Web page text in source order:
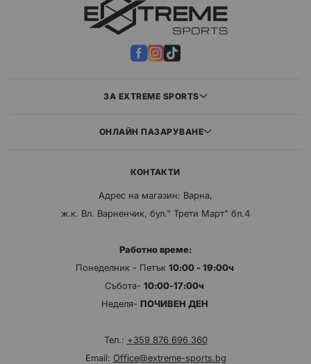
ЗА EXTREME SPORTS
ОНЛАЙН ПАЗАРУВАНЕ
КОНТАКТИ
Адрес на магазин: Варна,
ж.к. Вл. Варненчик, бул." Трети Март" бл.4
Работно време:
Понеделник - Петък 10:00 - 19:00ч
Събота- 10:00-17:00ч
Неделя- ПОЧИВЕН ДЕН
Тел.: +359 876 696 360
Email: Office@extreme-sports.bg